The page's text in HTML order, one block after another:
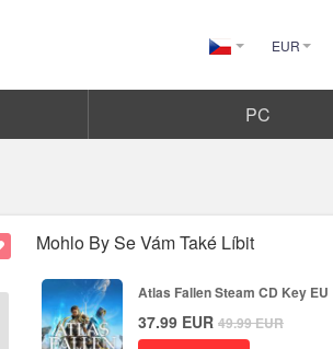
Czech(česká
EUR
PC
Mohlo By Se Vám Také Líbit
Atlas Fallen Steam CD Key EU
37.99 EUR 49.99EUR